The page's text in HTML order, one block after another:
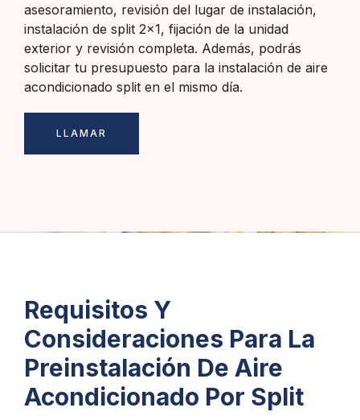
asesoramiento, revisión del lugar de instalación,
instalación de split 2×1, fijación de la unidad
exterior y revisión completa. Además, podrás
solicitar tu presupuesto para la instalación de aire
acondicionado split en el mismo día.
LLAMAR
Requisitos Y
Consideraciones Para La
Preinstalación De Aire
Acondicionado Por Split